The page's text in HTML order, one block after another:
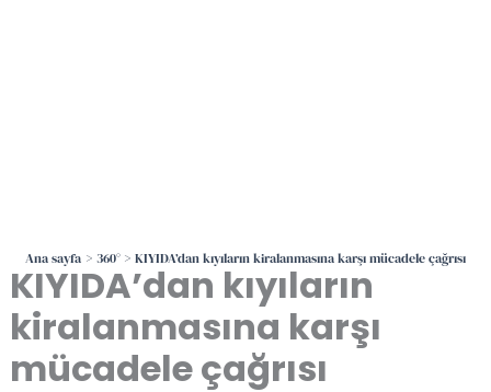
Ana sayfa 360° KIYIDA’dan kıyıların kiralanmasına karşı mücadele çağrısı
KIYIDA’dan kıyıların
kiralanmasına karşı
mücadele çağrısı